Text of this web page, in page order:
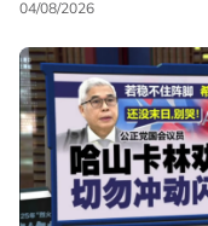
04/08/2026